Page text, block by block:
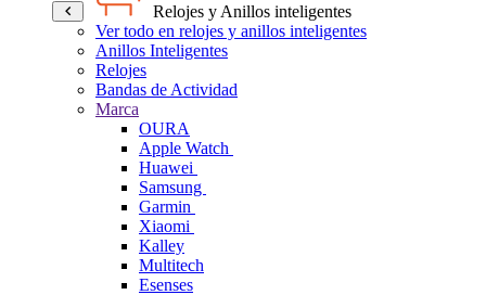
Relojes y Anillos inteligentes
Ver todo en relojes y anillos inteligentes
Anillos Inteligentes
Relojes
Bandas de Actividad
Marca
OURA
Apple Watch
Huawei
Samsung
Garmin
Xiaomi
Kalley
Multitech
Esenses